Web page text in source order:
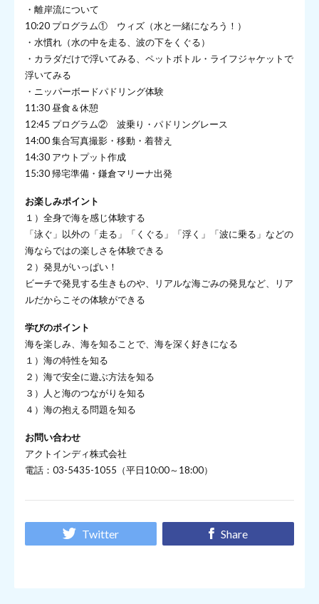
・離岸流について
10:20 プログラム① ウィズ（水と一緒になろう！）
・水慣れ（水の中を走る、波の下をくぐる）
・カラダだけで浮いてみる、ペットボトル・ライフジャケットで
浮いてみる
・ニッパーボードパドリング体験
11:30 昼食＆休憩
12:45 プログラム② 波乗り・パドリングレース
14:00 集合写真撮影・移動・着替え
14:30 アウトプット作成
15:30 帰宅準備・鎌倉マリーナ出発
お楽しみポイント
１）全身で海を感じ体験する
「泳ぐ」以外の「走る」「くぐる」「浮く」「波に乗る」などの
海ならではの楽しさを体験できる
２）発見がいっぱい！
ビーチで発見する生きものや、リアルな海ごみの発見など、リア
ルだからこその体験ができる
学びのポイント
海を楽しみ、海を知ることで、海を深く好きになる
１）海の特性を知る
２）海で安全に遊ぶ方法を知る
３）人と海のつながりを知る
４）海の抱える問題を知る
お問い合わせ
アクトインディ株式会社
電話：03-5435-1055（平日10:00～18:00）
Twitter Share